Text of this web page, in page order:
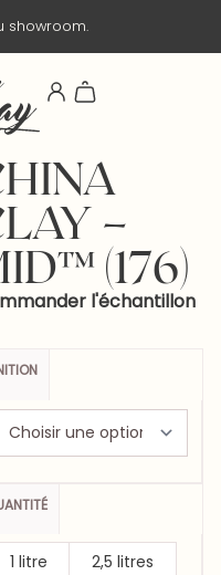
–
(176)
l'échantillon
1 litre
2,5 litres